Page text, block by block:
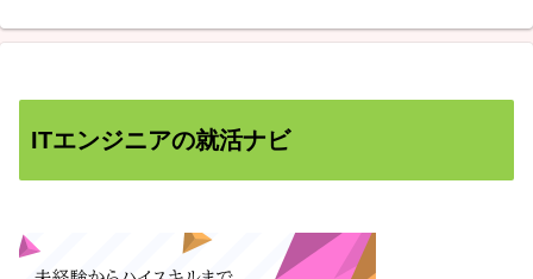
ITエンジニアの就活ナビ